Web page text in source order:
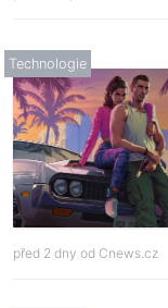
Technologie
před 2 dny od Cnews.cz